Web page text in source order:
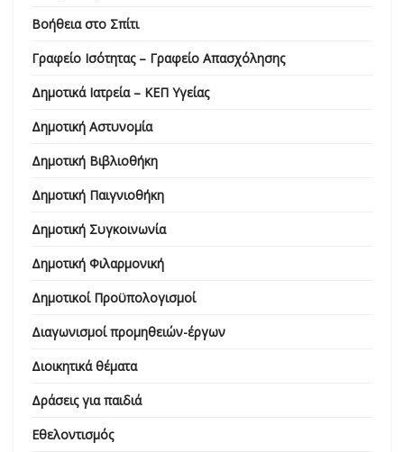
Βοήθεια στο Σπίτι
Γραφείο Ισότητας – Γραφείο Απασχόλησης
Δημοτικά Ιατρεία – ΚΕΠ Υγείας
Δημοτική Αστυνομία
Δημοτική Βιβλιοθήκη
Δημοτική Παιγνιοθήκη
Δημοτική Συγκοινωνία
Δημοτική Φιλαρμονική
Δημοτικοί Προϋπολογισμοί
Διαγωνισμοί προμηθειών-έργων
Διοικητικά θέματα
Δράσεις για παιδιά
Εθελοντισμός